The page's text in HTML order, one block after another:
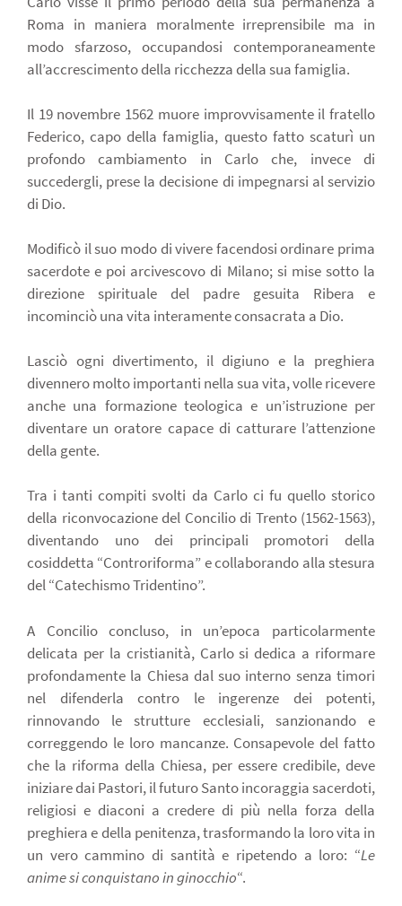
Roma in maniera moralmente irreprensibile ma in
modo sfarzoso, occupandosi contemporaneamente
all’accrescimento della ricchezza della sua famiglia.
Il 19 novembre 1562 muore improvvisamente il fratello
Federico, capo della famiglia, questo fatto scaturì un
profondo cambiamento in Carlo che, invece di
succedergli, prese la decisione di impegnarsi al servizio
di Dio.
Modificò il suo modo di vivere facendosi ordinare prima
sacerdote e poi arcivescovo di Milano; si mise sotto la
direzione spirituale del padre gesuita Ribera e
incominciò una vita interamente consacrata a Dio.
Lasciò ogni divertimento, il digiuno e la preghiera
divennero molto importanti nella sua vita, volle ricevere
anche una formazione teologica e un’istruzione per
diventare un oratore capace di catturare l’attenzione
della gente.
Tra i tanti compiti svolti da Carlo ci fu quello storico
della riconvocazione del Concilio di Trento (1562-1563),
diventando uno dei principali promotori della
cosiddetta “Controriforma” e collaborando alla stesura
del “Catechismo Tridentino”.
A Concilio concluso, in un’epoca particolarmente
delicata per la cristianità, Carlo si dedica a riformare
profondamente la Chiesa dal suo interno senza timori
nel difenderla contro le ingerenze dei potenti,
rinnovando le strutture ecclesiali, sanzionando e
correggendo le loro mancanze. Consapevole del fatto
che la riforma della Chiesa, per essere credibile, deve
iniziare dai Pastori, il futuro Santo incoraggia sacerdoti,
religiosi e diaconi a credere di più nella forza della
preghiera e della penitenza, trasformando la loro vita in
un vero cammino di santità e ripetendo a loro: “Le
anime si conquistano in ginocchio“.